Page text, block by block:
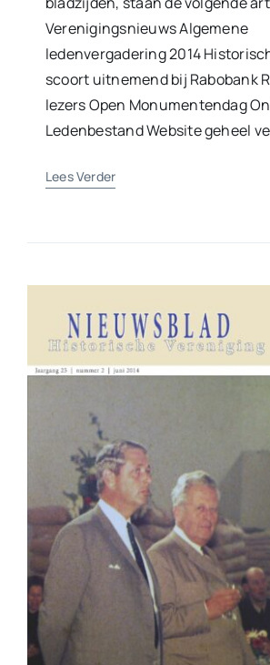
Verenigingsnieuws Algemene
ledenvergadering 2014
scoort uitnemend bij Rabobank
lezers Open Monumentendag
Ledenbestand Website geheel
Lees Verder